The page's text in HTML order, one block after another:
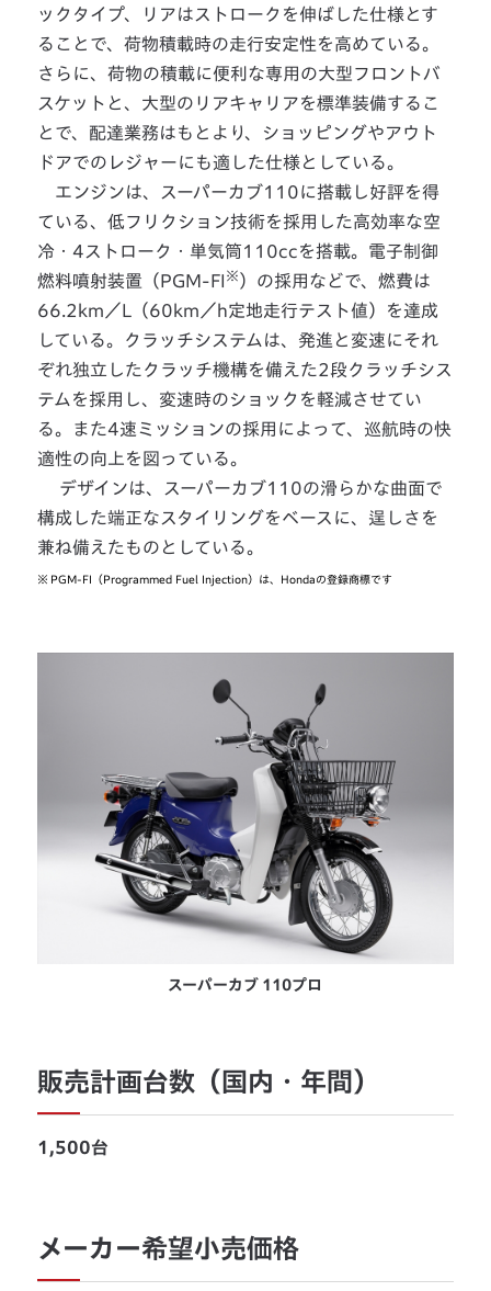
ックタイプ、リアはストロークを伸ばした仕様とす
ることで、荷物積載時の走行安定性を高めている。
さらに、荷物の積載に便利な専用の大型フロントバ
スケットと、大型のリアキャリアを標準装備するこ
とで、配達業務はもとより、ショッピングやアウト
ドアでのレジャーにも適した仕様としている。
エンジンは、スーパーカブ110に搭載し好評を得
ている、低フリクション技術を採用した高効率な空
冷・4ストローク・単気筒110ccを搭載。電子制御
燃料噴射装置（PGM-FI ※ ）の採用などで、燃費は
66.2km／L（60km／h定地走行テスト値）を達成
している。クラッチシステムは、発進と変速にそれ
ぞれ独立したクラッチ機構を備えた2段クラッチシス
テムを採用し、変速時のショックを軽減させてい
る。また4速ミッションの採用によって、巡航時の快
適性の向上を図っている。
デザインは、スーパーカブ110の滑らかな曲面で
構成した端正なスタイリングをベースに、逞しさを
兼ね備えたものとしている。
※ PGM-FI（Programmed Fuel Injection）は、Hondaの登録商標です
スーパーカブ 110プロ
販売計画台数（国内・年間）
1,500台
メーカー希望小売価格